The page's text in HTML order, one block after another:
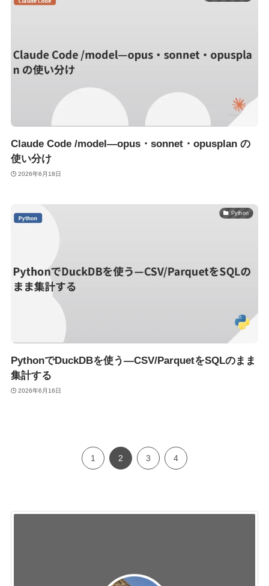
Claude Code /model—opus・sonnet・opusplan の
使い分け
2026年6月18日
Python
PythonでDuckDBを使う—CSV/ParquetをSQLのまま
集計する
2026年6月16日
1 2 3 4